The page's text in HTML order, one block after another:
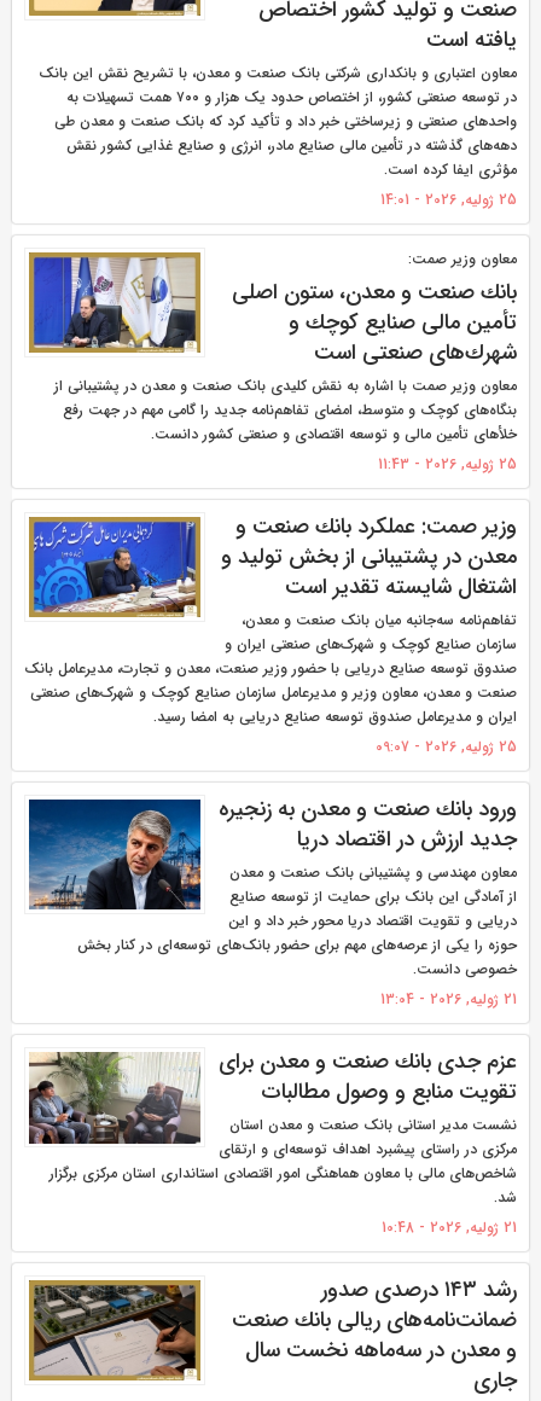
صنعت و تولید كشور اختصاص
یافته است
معاون اعتباری و بانکداری شرکتی بانک صنعت و معدن، با تشریح نقش این بانک
در توسعه صنعتی کشور، از اختصاص حدود یک هزار و ۷۰۰ همت تسهیلات به
واحدهای صنعتی و زیرساختی خبر داد و تأکید کرد که بانک صنعت و معدن طی
دهه‌های گذشته در تأمین مالی صنایع مادر، انرژی و صنایع غذایی کشور نقش
مؤثری ایفا کرده است.
25 ژولیه, 2026 - 14:01
معاون وزیر صمت:
بانك صنعت و معدن، ستون اصلی
تأمین مالی صنایع كوچك و
شهرك‌های صنعتی است
معاون وزیر صمت با اشاره به نقش کلیدی بانک صنعت و معدن در پشتیبانی از
بنگاه‌های کوچک و متوسط، امضای تفاهم‌نامه جدید را گامی مهم در جهت رفع
خلأهای تأمین مالی و توسعه اقتصادی و صنعتی کشور دانست.
25 ژولیه, 2026 - 11:43
وزیر صمت: عملكرد بانك صنعت و
معدن در پشتیبانی از بخش تولید و
اشتغال شایسته تقدیر است
تفاهم‌نامه سه‌جانبه میان بانک صنعت و معدن،
سازمان صنایع کوچک و شهرک‌های صنعتی ایران و
صندوق توسعه صنایع دریایی با حضور وزیر صنعت، معدن و تجارت، مدیرعامل بانک
صنعت و معدن، معاون وزیر و مدیرعامل سازمان صنایع کوچک و شهرک‌های صنعتی
ایران و مدیرعامل صندوق توسعه صنایع دریایی به امضا رسید.
25 ژولیه, 2026 - 09:07
ورود بانك صنعت و معدن به زنجیره
جدید ارزش در اقتصاد دریا
معاون مهندسی و پشتیبانی بانک صنعت و معدن
از آمادگی این بانک برای حمایت از توسعه صنایع
دریایی و تقویت اقتصاد دریا محور خبر داد و این
حوزه را یکی از عرصه‌های مهم برای حضور بانک‌های توسعه‌ای در کنار بخش
خصوصی دانست.
21 ژولیه, 2026 - 13:04
عزم جدی بانك صنعت و معدن برای
تقویت منابع و وصول مطالبات
نشست مدیر استانی بانک صنعت و معدن استان
مرکزی در راستای پیشبرد اهداف توسعه‌ای و ارتقای
شاخص‌های مالی با معاون هماهنگی امور اقتصادی استانداری استان مرکزی برگزار
شد.
21 ژولیه, 2026 - 10:48
رشد ۱۴۳ درصدی صدور
ضمانت‌نامه‌های ریالی بانك صنعت
و معدن در سه‌ماهه نخست سال
جاری